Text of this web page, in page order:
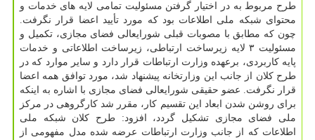
طرح مربوط به در اختیار گرفتن مسئولیت تمامی لایه های خدمات و
محتوای شبكه ملی اطلاعات بود كه مورد تأیید اعضا قرار نگرفت.
چون كه مطابق با مصوبات قبلی شورایعالی فضای مجازی، تكمیل و
مسئولیت ۳ لایه زیرساخت ارتباطی، زیرساخت اطلاعاتی و خدمات
پایه كاربردی، برعهده وزارت ارتباطات قرار دارد و سایر موارد كه در
طرح كلان از جانب این وزارتخانه پیشنهاد شد، مورد توافق همه اعضا
قرار نگرفت. عضو حقیقی شورایعالی فضای مجازی با اشاره به اینكه
برای روشن شدن ابعاد این تقسیم كار، مقرر شد كارگروهی در مركز
ملی فضای مجازی تشكیل گردد، افزود: طرح كلان شبكه ملی
اطلاعات كه از جانب وزارت ارتباطات عرضه شده مدل مفهومی از